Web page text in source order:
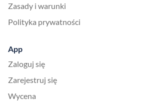
Zasady i warunki
Polityka prywatności
App
Zaloguj się
Zarejestruj się
Wycena